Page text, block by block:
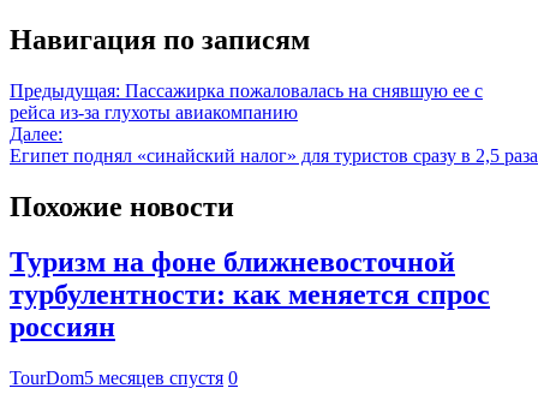
Навигация по записям
Предыдущая: Пассажирка пожаловалась на снявшую ее с
рейса из-за глухоты авиакомпанию
Далее:
Египет поднял «синайский налог» для туристов сразу в 2,5 раза
Похожие новости
Туризм на фоне ближневосточной
турбулентности: как меняется спрос
россиян
TourDom5 месяцев спустя 0